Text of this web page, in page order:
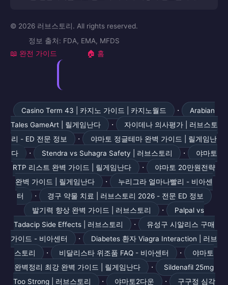
© 2026 러브스토리. All rights reserved.
정보 출처: FDA, EMA, MFDS
📖 완전 가이드 🏠 홈
Casino Term 43 | 카지노 가이드 | 카지노월드 ·
Arabian
Tales GameArt | 릴게임난다
·
자이데나 의사평가 | 러브스토
리 - ED 전문 정보
·
야마토 정글테마 완벽 가이드 | 릴게임난
다
· Stendra vs Suhagra Safety | 러브스토리 ·
야마토
RTP 리스트 완벽 가이드 | 릴게임난다
·
야마토 20만원전략
완벽 가이드 | 릴게임난다
·
누리그라 얼마나빨리 - 비아센
터
·
경구 약물 치료 | 러브스토리 2026 - 전문 ED 정보
발기력 향상 완벽 가이드 | 러브스토리
·
Palpal vs
Tadacip Side Effects | 러브스토리
·
유성구 시알리스 구매
가이드 - 비아센터
·
Diabetes 환자 Viagra Interaction | 러브
스토리
· 비달리스타 위조품 FAQ - 비아센터 ·
야마토
완벽정리 최강 완벽 가이드 | 릴게임난다
·
Sildenafil 25mg
Too Strong | 러브스토리
· 야마토2다운 · 구구정 심각